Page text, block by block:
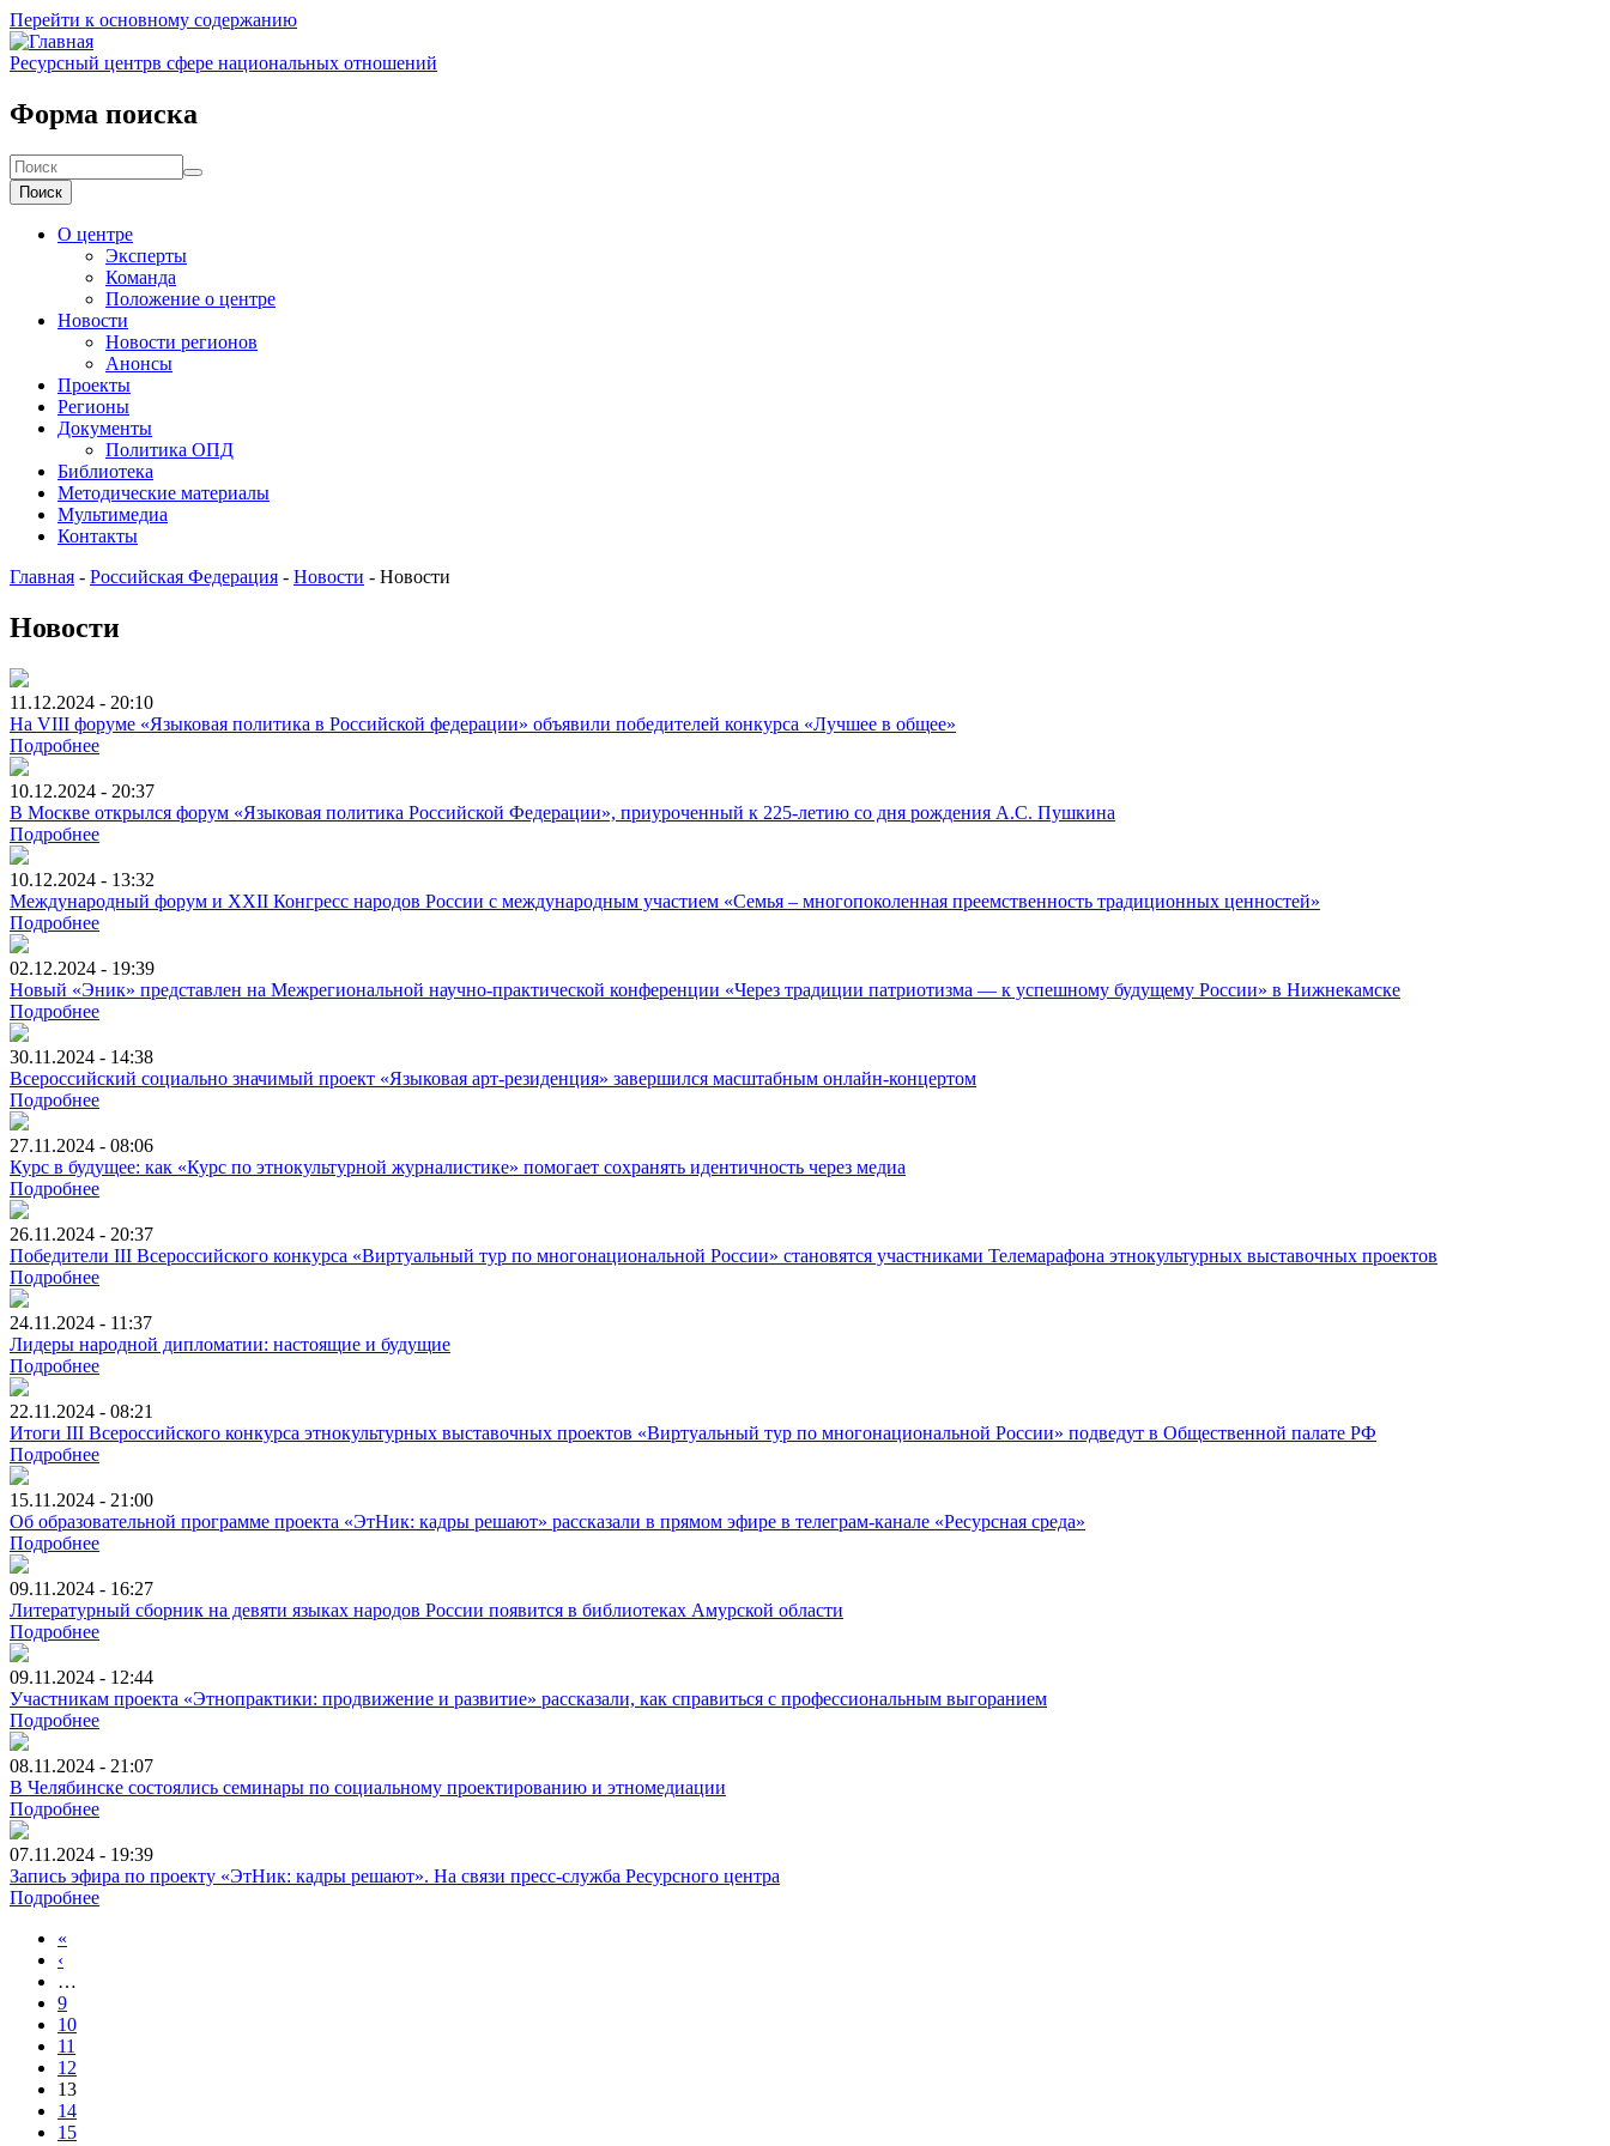
Перейти к основному содержанию
Ресурсный центрв сфере национальных отношений
Форма поиска
Поиск
О центре
Эксперты
Команда
Положение о центре
Новости
Новости регионов
Анонсы
Проекты
Регионы
Документы
Политика ОПД
Библиотека
Методические материалы
Мультимедиа
Контакты
Главная - Российская Федерация - Новости - Новости
Новости
11.12.2024 - 20:10
На VIII форуме «Языковая политика в Российской федерации» объявили победителей конкурса «Лучшее в общее»
Подробнее
10.12.2024 - 20:37
В Москве открылся форум «Языковая политика Российской Федерации», приуроченный к 225-летию со дня рождения А.С. Пушкина
Подробнее
10.12.2024 - 13:32
Международный форум и XXII Конгресс народов России с международным участием «Семья – многопоколенная преемственность традиционных ценностей»
Подробнее
02.12.2024 - 19:39
Новый «Эник» представлен на Межрегиональной научно-практической конференции «Через традиции патриотизма ― к успешному будущему России» в Нижнекамске
Подробнее
30.11.2024 - 14:38
Всероссийский социально значимый проект «Языковая арт-резиденция» завершился масштабным онлайн-концертом
Подробнее
27.11.2024 - 08:06
Курс в будущее: как «Курс по этнокультурной журналистике» помогает сохранять идентичность через медиа
Подробнее
26.11.2024 - 20:37
Победители III Всероссийского конкурса «Виртуальный тур по многонациональной России» становятся участниками Телемарафона этнокультурных выставочных проектов
Подробнее
24.11.2024 - 11:37
Лидеры народной дипломатии: настоящие и будущие
Подробнее
22.11.2024 - 08:21
Итоги III Всероссийского конкурса этнокультурных выставочных проектов «Виртуальный тур по многонациональной России» подведут в Общественной палате РФ
Подробнее
15.11.2024 - 21:00
Об образовательной программе проекта «ЭтНик: кадры решают» рассказали в прямом эфире в телеграм-канале «Ресурсная среда»
Подробнее
09.11.2024 - 16:27
Литературный сборник на девяти языках народов России появится в библиотеках Амурской области
Подробнее
09.11.2024 - 12:44
Участникам проекта «Этнопрактики: продвижение и развитие» рассказали, как справиться с профессиональным выгоранием
Подробнее
08.11.2024 - 21:07
В Челябинске состоялись семинары по социальному проектированию и этномедиации
Подробнее
07.11.2024 - 19:39
Запись эфира по проекту «ЭтНик: кадры решают». На связи пресс-служба Ресурсного центра
Подробнее
«
‹
…
9
10
11
12
13
14
15